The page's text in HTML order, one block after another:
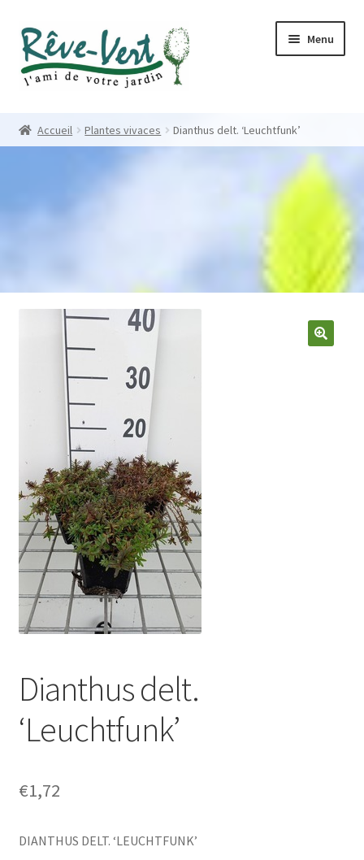
Skip
to
navigation
Skip
to
content
Menu
Accueil Plantes vivaces Dianthus delt. ‘Leuchtfunk’
Dianthus delt.
‘Leuchtfunk’
€1,72
DIANTHUS DELT. ‘LEUCHTFUNK’